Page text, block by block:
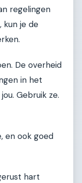
regelingen
kun je de
De overheid
in het
Gebruik ze.
en ook goed
hart